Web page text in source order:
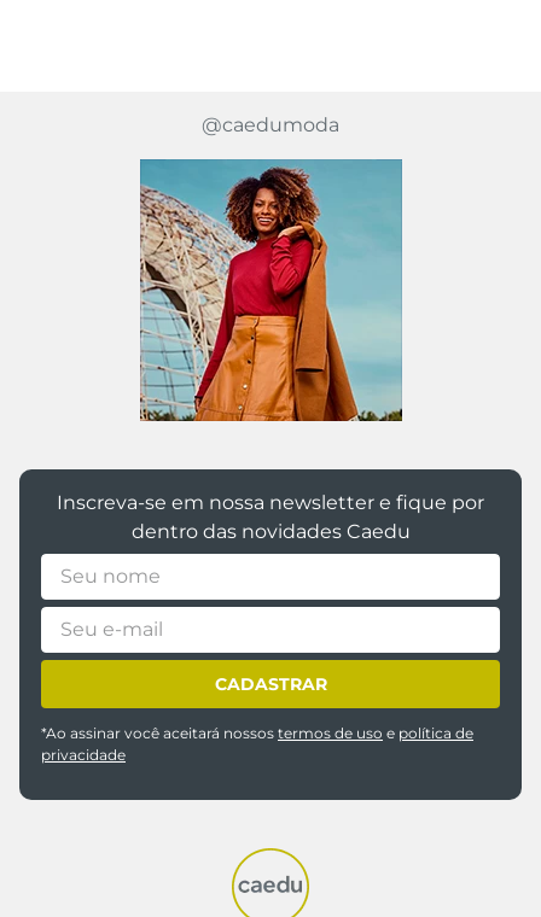
@caedumoda
Inscreva-se em nossa newsletter e fique por
dentro das novidades Caedu
CADASTRAR
*Ao assinar você aceitará nossos termos de uso e política de
privacidade